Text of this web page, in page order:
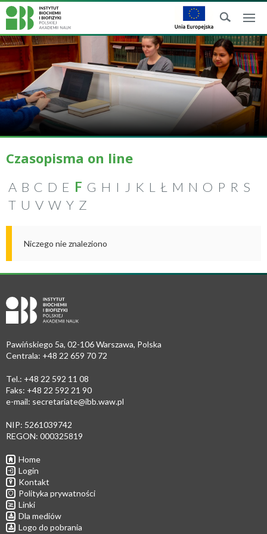
Czasopisma on line
A B C D E F G H I J K L Ł M N O P R S
T U V W Y Z
Niczego nie znaleziono
Pawińskiego 5a, 02-106 Warszawa, Polska
Centrala: +48 22 659 70 72
Tel.: +48 22 592 11 08
Faks: +48 22 592 21 90
e-mail: secretariate@ibb.waw.pl
NIP: 5261039742
REGON: 000325819
Home
Login
Kontakt
Polityka prywatności
Linki
Dla mediów
Logo do pobrania